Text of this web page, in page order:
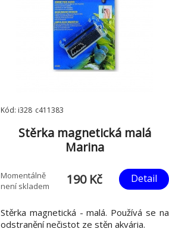
Kód: i328_c411383
Stěrka magnetická malá
Marina
Momentálně
není skladem
190 Kč Detail
Stěrka magnetická - malá. Používá se na
odstranění nečistot ze stěn akvária.